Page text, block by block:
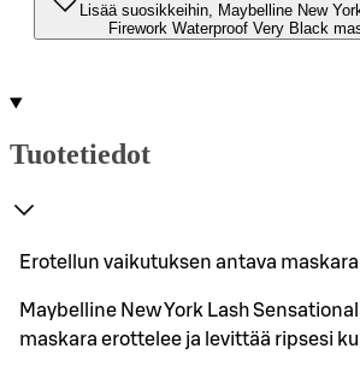
Lisää suosikkeihin, Maybelline New
Firework Waterproof Very Black
Tuotetiedot
Erotellun vaikutuksen antava
Maybelline New York Lash
maskara erottelee ja levittää ripsesi